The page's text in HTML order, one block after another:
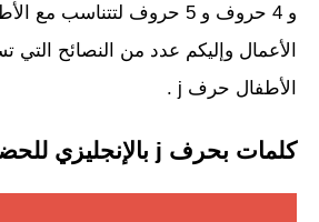
و 4 حروف و 5 حروف لتتناسب
الأعمال وإليكم عدد من النصائح التي
الأطفال حرف j .
كلمات بحرف j بالإنجليزي للحضانة: